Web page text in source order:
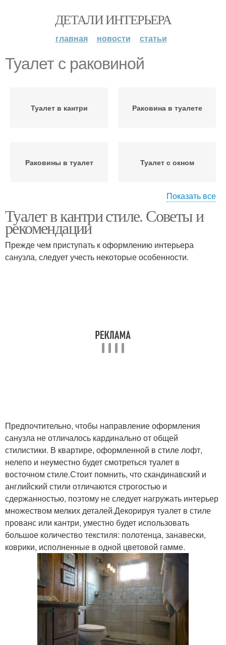
ДЕТАЛИ ИНТЕРЬЕРА
главная новости статьи
Туалет с раковиной
Туалет в кантри Раковина в туалете
Раковины в туалет Туалет с окном
Туалет в стиле Маленький туалет
Показать все
Туалет в кантри стиле. Советы и
рекомендации
Прежде чем приступать к оформлению интерьера
санузла, следует учесть некоторые особенности.
Предпочтительно, чтобы направление оформления
санузла не отличалось кардинально от общей
стилистики. В квартире, оформленной в стиле лофт,
нелепо и неуместно будет смотреться туалет в
восточном стиле.Стоит помнить, что скандинавский и
английский стили отличаются строгостью и
сдержанностью, поэтому не следует нагружать интерьер
множеством мелких деталей.Декорируя туалет в стиле
прованс или кантри, уместно будет использовать
большое количество текстиля: полотенца, занавески,
коврики, исполненные в одной цветовой гамме.